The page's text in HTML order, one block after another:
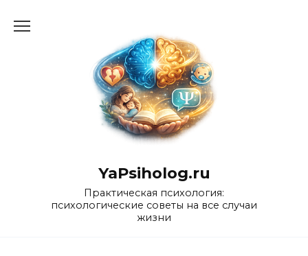
YaPsiholog.ru
Практическая психология:
психологические советы на все случаи
жизни